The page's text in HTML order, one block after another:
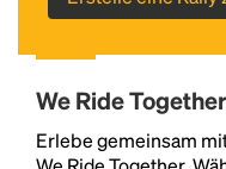
We Ride Together
Erlebe gemeinsam